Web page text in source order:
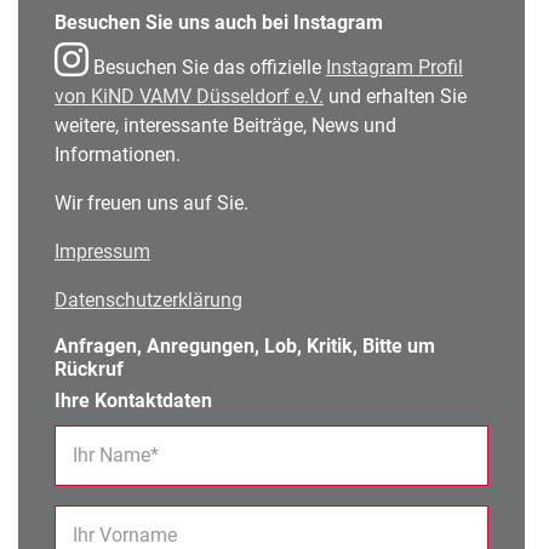
Besuchen Sie uns auch bei Instagram
Besuchen Sie das offizielle Instagram Profil
von KiND VAMV Düsseldorf e.V. und erhalten Sie
weitere, interessante Beiträge, News und
Informationen.
Wir freuen uns auf Sie.
Impressum
Datenschutzerklärung
Anfragen, Anregungen, Lob, Kritik, Bitte um
Rückruf
Ihre Kontaktdaten
Ihr Name*
Ihr Vorname